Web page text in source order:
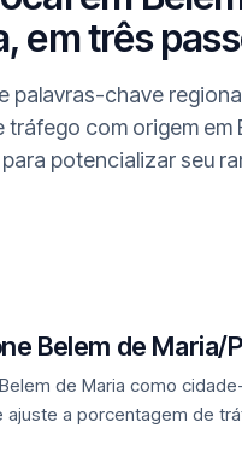
em três
palavras-chave
tráfego com origem em
potencializar seu
Belem de Maria/
de Maria como
ajuste a porcentagem de